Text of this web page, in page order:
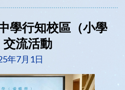
學行知校區（小學
交流活動
年7月1日